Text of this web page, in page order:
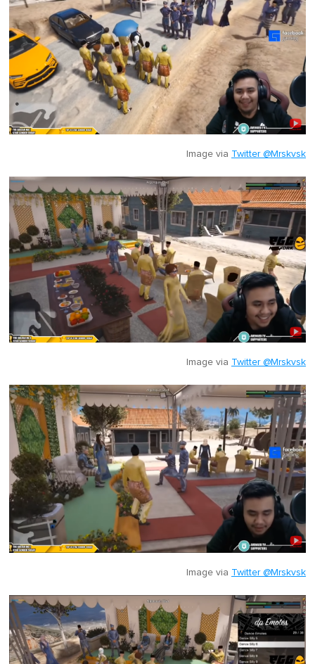
Image via Twitter @Mrskvsk
Image via Twitter @Mrskvsk
Image via Twitter @Mrskvsk